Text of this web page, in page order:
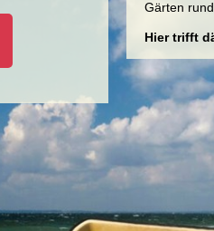
Gärten
Hier trifft